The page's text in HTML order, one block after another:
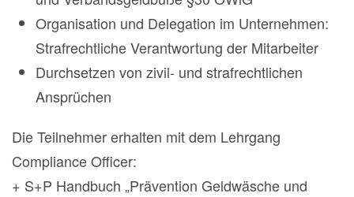
Organisation und Delegation im Unternehmen:
Strafrechtliche Verantwortung der Mitarbeiter
Durchsetzen von zivil- und strafrechtlichen
Ansprüchen
Die Teilnehmer erhalten mit dem Lehrgang
Compliance Officer:
+ S+P Handbuch „Prävention Geldwäsche und